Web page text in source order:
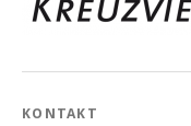
KONTAKT